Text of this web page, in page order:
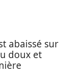
abaissé sur
doux et